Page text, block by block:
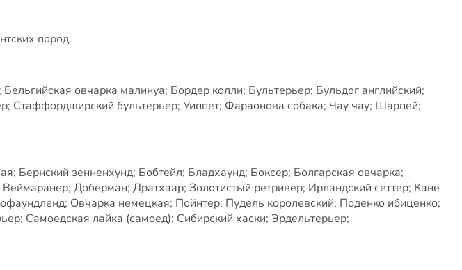
пород.
овчарка малинуа; Бордер колли; Бультерьер; Бульдог английский;
бультерьер; Уиппет; Фараонова собака; Чау чау; Шарпей;
Бернский зенненхунд; Бобтейл; Бладхаунд; Боксер; Болгарская овчарка;
Доберман; Дратхаар; Золотистый ретривер; Ирландский сеттер; Кане
Овчарка немецкая; Пойнтер; Пудель королевский; Поденко ибиценко;
Самоедская лайка (самоед); Сибирский хаски; Эрдельтерьер;